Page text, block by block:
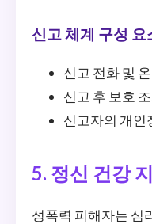
신고 체계 구성 요
신고 전화 및
신고 후 보호
신고자의 개인
5. 정신 건강
성폭력 피해자는 심